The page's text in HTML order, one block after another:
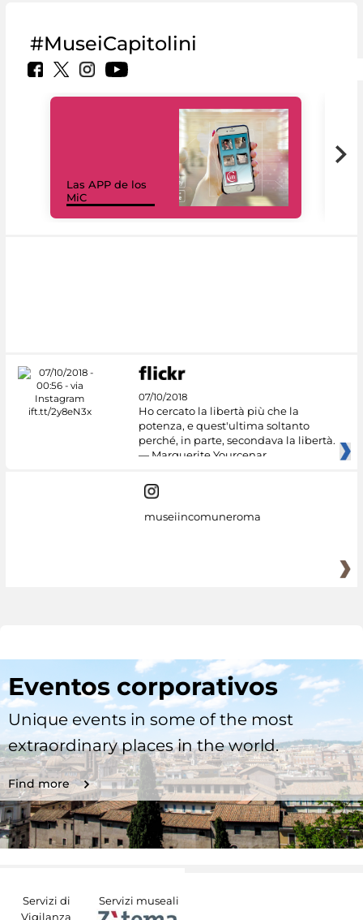
#MuseiCapitolini
Las APP de los
MiC
07/10/2018
Ho cercato la libertà più che la
potenza, e quest'ultima soltanto
perché, in parte, secondava la libertà.
— Marguerite Yourcenar
museiincomuneroma
Eventos corporativos
Unique events in some of the most
extraordinary places in the world.
Find more
Servizi di
Vigilanza
Servizi museali